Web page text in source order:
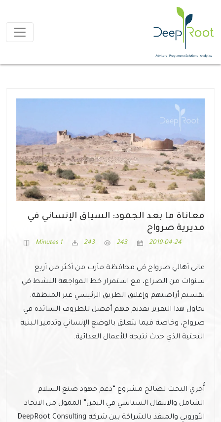
معاناة ما بعد الجمود: السياق الإنساني في
مديرية صرواح
2019-04-24
243
243
1 Minutes
عانى أهالي صرواح في محافظة مأرب من أكثر من أربع
سنوات من الصراع، مع استمرار خط المواجهة النشط في
تقسيم أراضيهم وإغلاق الطريق الرئيسي عبر المنطقة.
يحاول هذا التقرير تقديم فهم أفضل للظروف السائدة في
صرواح، وخاصة فيما يتعلق بالوضع الإنساني وتدمير البنية
التحتية الذي حدث نتيجة للأعمال العدائية.
أُجري البحث لصالح مشروع “دعم جهود صنع السلام
الشامل والانتقال السياسي في اليمن” الممول من الاتحاد
الأوروبي والمنفذ بالشراكة بين شركة DeepRoot Consulting